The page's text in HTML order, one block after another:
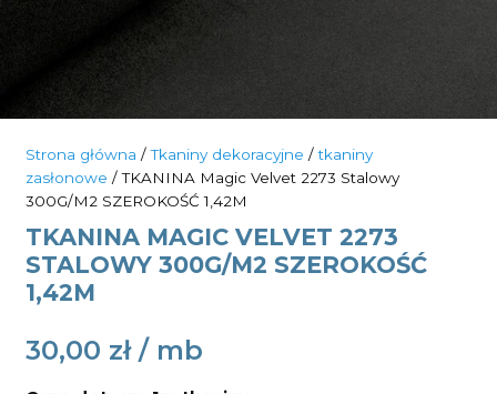
Strona główna /Tkaniny dekoracyjne /tkaniny
zasłonowe / TKANINA Magic Velvet 2273 Stalowy
300G/M2 SZEROKOŚĆ 1,42M
TKANINA MAGIC VELVET 2273
STALOWY 300G/M2 SZEROKOŚĆ
1,42M
30,00 zł